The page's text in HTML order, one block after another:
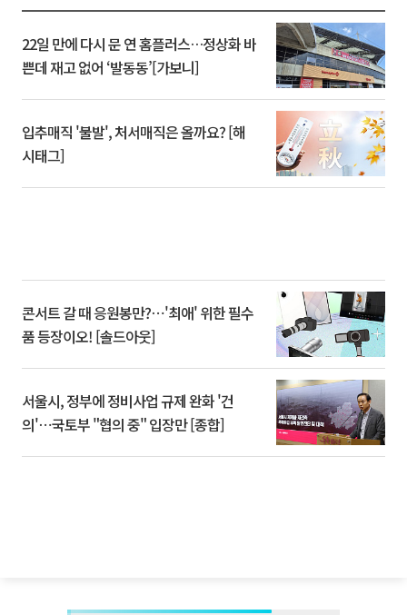
22일 만에 다시 문 연 홈플러스…정상화 바
쁜데 재고 없어 ‘발동동’[가보니]
입추매직 '불발', 처서매직은 올까요? [해
시태그]
콘서트 갈 때 응원봉만?⋯'최애' 위한 필수
품 등장이오! [솔드아웃]
서울시, 정부에 정비사업 규제 완화 '건
의'⋯국토부 "협의 중" 입장만 [종합]